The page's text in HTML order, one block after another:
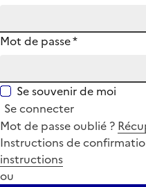
Mot de passe*
Se souvenir de moi
Se connecter
Mot de passe oublié ?
Instructions de
instructions
ou